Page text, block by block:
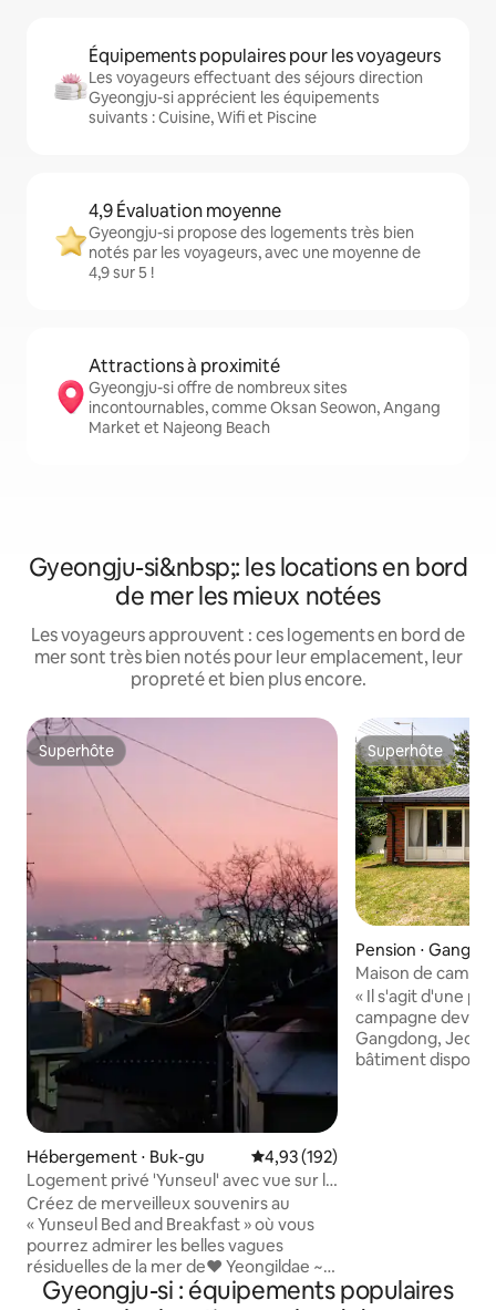
Équipements populaires pour les voyageurs
Les voyageurs effectuant des séjours direction
Gyeongju-si apprécient les équipements
suivants : Cuisine, Wifi et Piscine
4,9 Évaluation moyenne
Gyeongju-si propose des logements très bien
notés par les voyageurs, avec une moyenne de
4,9 sur 5 !
Attractions à proximité
Gyeongju-si offre de nombreux sites
incontournables, comme Oksan Seowon, Angang
Market et Najeong Beach
Gyeongju-si&nbsp;: les locations en bord
de mer les mieux notées
Les voyageurs approuvent : ces logements en bord de
mer sont très bien notés pour leur emplacement, leur
propreté et bien plus encore.
Superhôte
Superhôte
Hébergement ⋅ Buk-gu Évaluation moyenne sur la
4,93 (192)
Logement privé 'Yunseul' avec vue sur la
mer de Yeongildae
Créez de merveilleux souvenirs au
« Yunseul Bed and Breakfast » où vous
pourrez admirer les belles vagues
résiduelles de la mer de❤ Yeongildae ~ ^
Superhôte
Superhôte
Pension ⋅
Buk-gu
Maison de
cour devant la
« Il s'agit d'une
campagne
Gangdong,
bâtiment dispose
campagne. Les insectes peuvent entrer,
Gyeongju-si : équipements populaires